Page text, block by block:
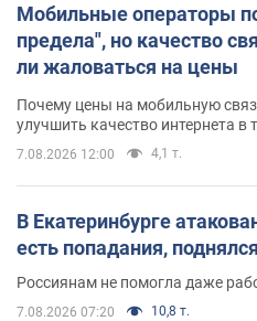
Мобильные операторы
предела", но качество
ли жаловаться на цены
Почему цены на мобильную
улучшить качество интернета в
7.08.2026 12:00 4,1 т.
В Екатеринбурге
есть попадания,
Россиянам не помогла даже
7.08.2026 07:20 10,8 т.